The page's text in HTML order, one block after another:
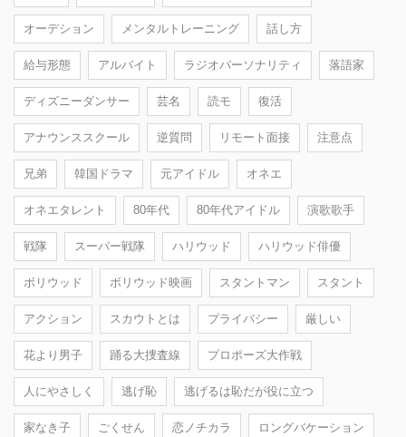
オーデション メンタルトレーニング 話し方
給与形態 アルバイト ラジオパーソナリティ 落語家
ディズニーダンサー 芸名 読モ 復活
アナウンススクール 逆質問 リモート面接 注意点
兄弟 韓国ドラマ 元アイドル オネエ
オネエタレント 80年代 80年代アイドル 演歌歌手
戦隊 スーパー戦隊 ハリウッド ハリウッド俳優
ボリウッド ボリウッド映画 スタントマン スタント
アクション スカウトとは プライバシー 厳しい
花より男子 踊る大捜査線 プロポーズ大作戦
人にやさしく 逃げ恥 逃げるは恥だが役に立つ
家なき子 ごくせん 恋ノチカラ ロングバケーション